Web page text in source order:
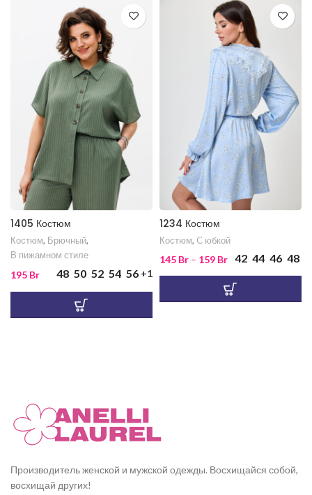
1405 Костюм
Костюм, Брючный,
В пижамном стиле
195 Br 48 50 52 54 56 +1
1234 Костюм
Костюм, C юбкой
145 Br – 159 Br 42 44 46 48
Производитель женской и мужской одежды. Восхищайся собой,
восхищай других!